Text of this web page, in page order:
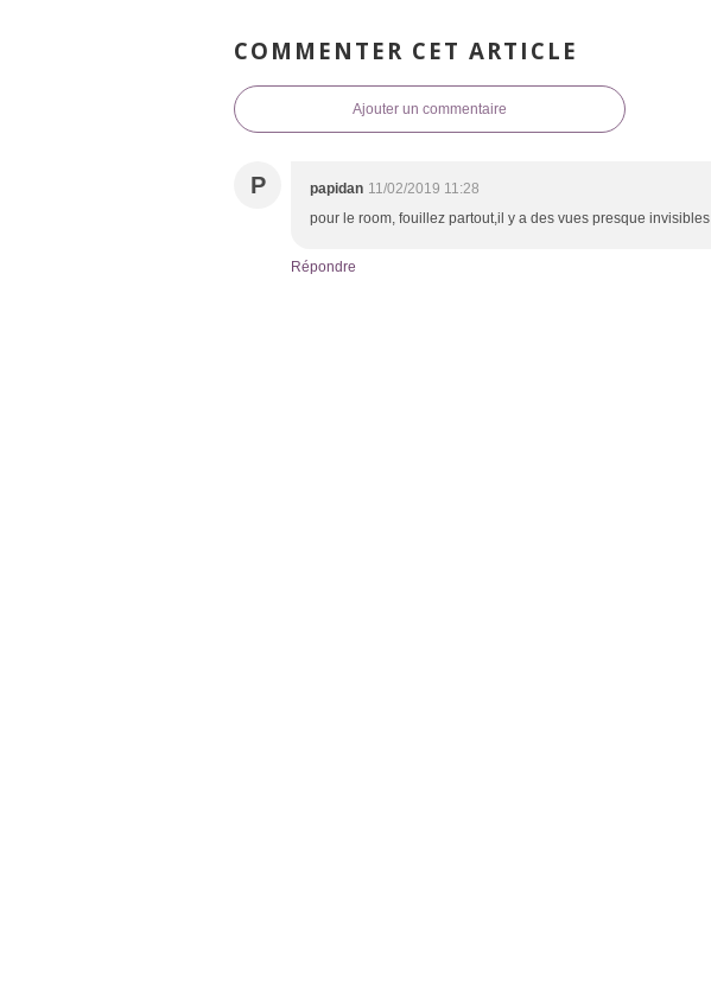
COMMENTER CET ARTICLE
Ajouter un commentaire
P papidan 11/02/2019 11:28
pour le room, fouillez partout,il y a des vues presque invisibles
Répondre